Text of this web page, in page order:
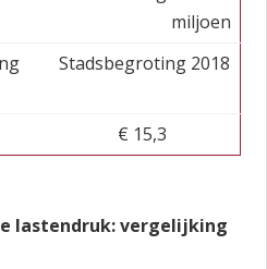
miljoen
Stadsbegroting 2018
€ 15,3
lastendruk: vergelijking